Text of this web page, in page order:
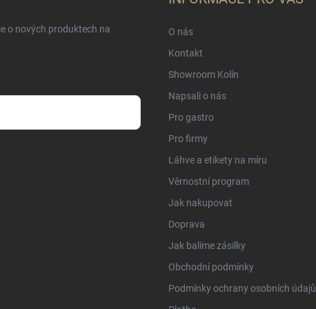
o nových produktech na
O nás
Kontakt
Showroom Kolín
Napsali o nás
Pro gastro
Pro firmy
Láhve a etikety na míru
Věrnostní program
Jak nakupovat
Doprava
Jak balíme zásilky
Obchodní podmínky
Podmínky ochrany osobních údajů